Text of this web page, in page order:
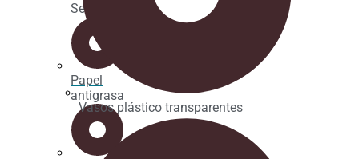
Servilletas
Papel
antigrasa
Vasos plástico transparentes